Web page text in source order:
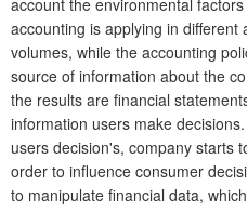
accounting is applying in
volumes, while the accounting
source of information about the
the results are financial
information users make
users decision's, company starts
order to influence consumer
to manipulate financial data,